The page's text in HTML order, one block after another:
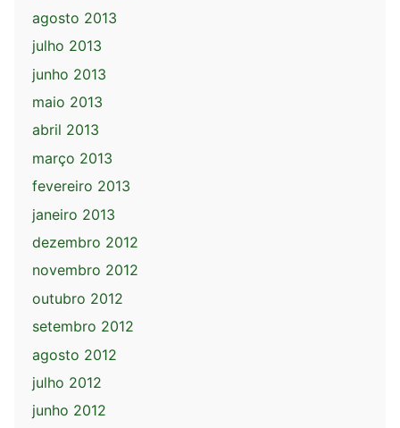
agosto 2013
julho 2013
junho 2013
maio 2013
abril 2013
março 2013
fevereiro 2013
janeiro 2013
dezembro 2012
novembro 2012
outubro 2012
setembro 2012
agosto 2012
julho 2012
junho 2012